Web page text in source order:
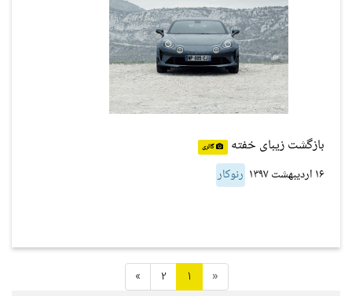
بازگشت زیبای خفته گالری
۱۶ اردیبهشت ۱۳۹۷ رنوکار
«
1
2
»